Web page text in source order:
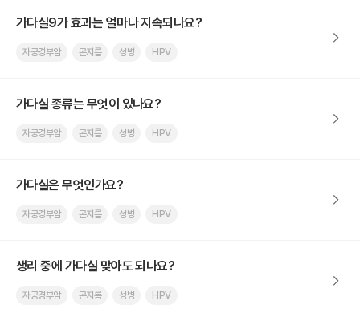
가다실9가 효과는 얼마나 지속되나요?
자궁경부암 곤지름 성병 HPV
가다실 종류는 무엇이 있나요?
자궁경부암 곤지름 성병 HPV
가다실은 무엇인가요?
자궁경부암 곤지름 성병 HPV
생리 중에 가다실 맞아도 되나요?
자궁경부암 곤지름 성병 HPV